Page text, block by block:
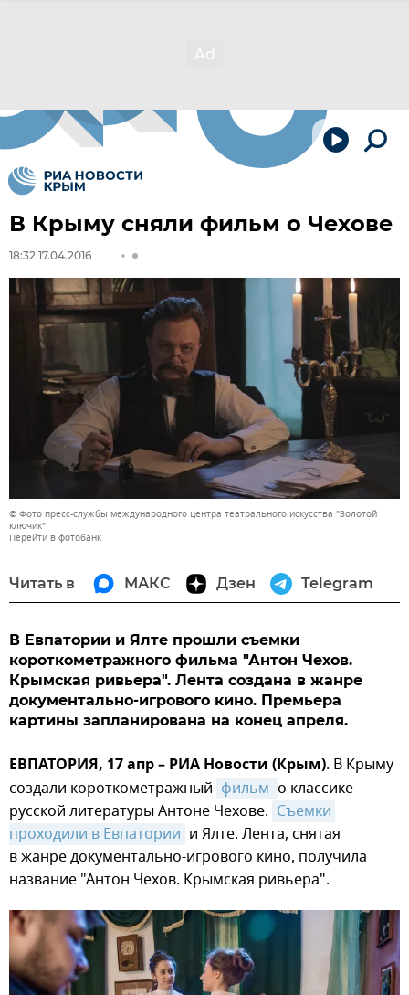
В Крыму сняли фильм о Чехове
18:32 17.04.2016
© Фото пресс-службы международного центра театрального искусства "Золотой
ключик"
Перейти в фотобанк
Читать в МАКС Дзен Telegram
В Евпатории и Ялте прошли съемки
короткометражного фильма "Антон Чехов.
Крымская ривьера". Лента создана в жанре
документально-игрового кино. Премьера
картины запланирована на конец апреля.
ЕВПАТОРИЯ, 17 апр – РИА Новости (Крым). В Крыму
создали короткометражный фильм о классике
русской литературы Антоне Чехове. Съемки
проходили в Евпатории и Ялте. Лента, снятая
в жанре документально-игрового кино, получила
название "Антон Чехов. Крымская ривьера".